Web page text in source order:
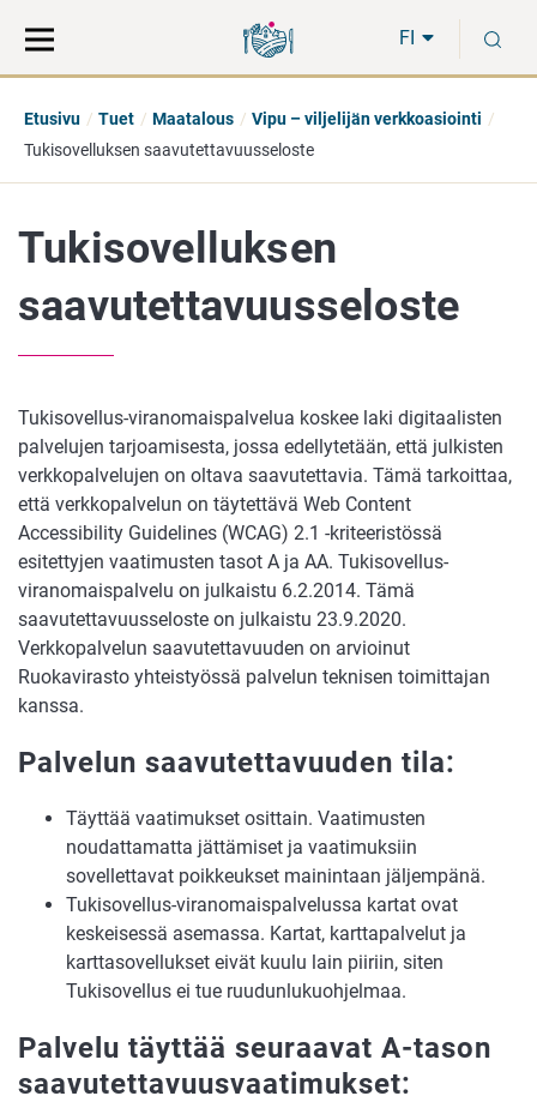
suoraan
sisältöön
koko
sivuston
FI
Etusivu Tuet Maatalous
Vipu – viljelijän verkkoasiointi
Tukisovelluksen saavutettavuusseloste
Tukisovelluksen
saavutettavuusseloste
Tukisovellus-viranomaispalvelua koskee laki digitaalisten
palvelujen tarjoamisesta, jossa edellytetään, että julkisten
verkkopalvelujen on oltava saavutettavia. Tämä tarkoittaa,
että verkkopalvelun on täytettävä Web Content
Accessibility Guidelines (WCAG) 2.1 -kriteeristössä
esitettyjen vaatimusten tasot A ja AA. Tukisovellus-
viranomaispalvelu on julkaistu 6.2.2014. Tämä
saavutettavuusseloste on julkaistu 23.9.2020.
Verkkopalvelun saavutettavuuden on arvioinut
Ruokavirasto yhteistyössä palvelun teknisen toimittajan
kanssa.
Palvelun saavutettavuuden tila:
Täyttää vaatimukset osittain. Vaatimusten
noudattamatta jättämiset ja vaatimuksiin
sovellettavat poikkeukset mainintaan jäljempänä.
Tukisovellus-viranomaispalvelussa kartat ovat
keskeisessä asemassa. Kartat, karttapalvelut ja
karttasovellukset eivät kuulu lain piiriin, siten
Tukisovellus ei tue ruudunlukuohjelmaa.
Palvelu täyttää seuraavat A-tason
saavutettavuusvaatimukset: